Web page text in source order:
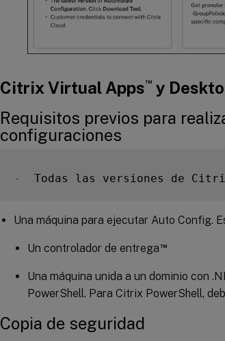
Citrix Virtual Apps™ y
Requisitos previos para
configuraciones
-
Todas las versiones de
Una máquina para ejecutar Auto Config.
Un controlador de entrega™
Una máquina unida a un dominio con
PowerShell. Para Citrix PowerShell,
Copia de seguridad